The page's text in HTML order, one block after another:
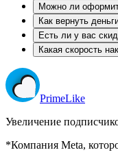
Можно ли
Как вернуть
Есть ли у вас
Какая скорость
PrimeLike
Увеличение
*Компания Meta,